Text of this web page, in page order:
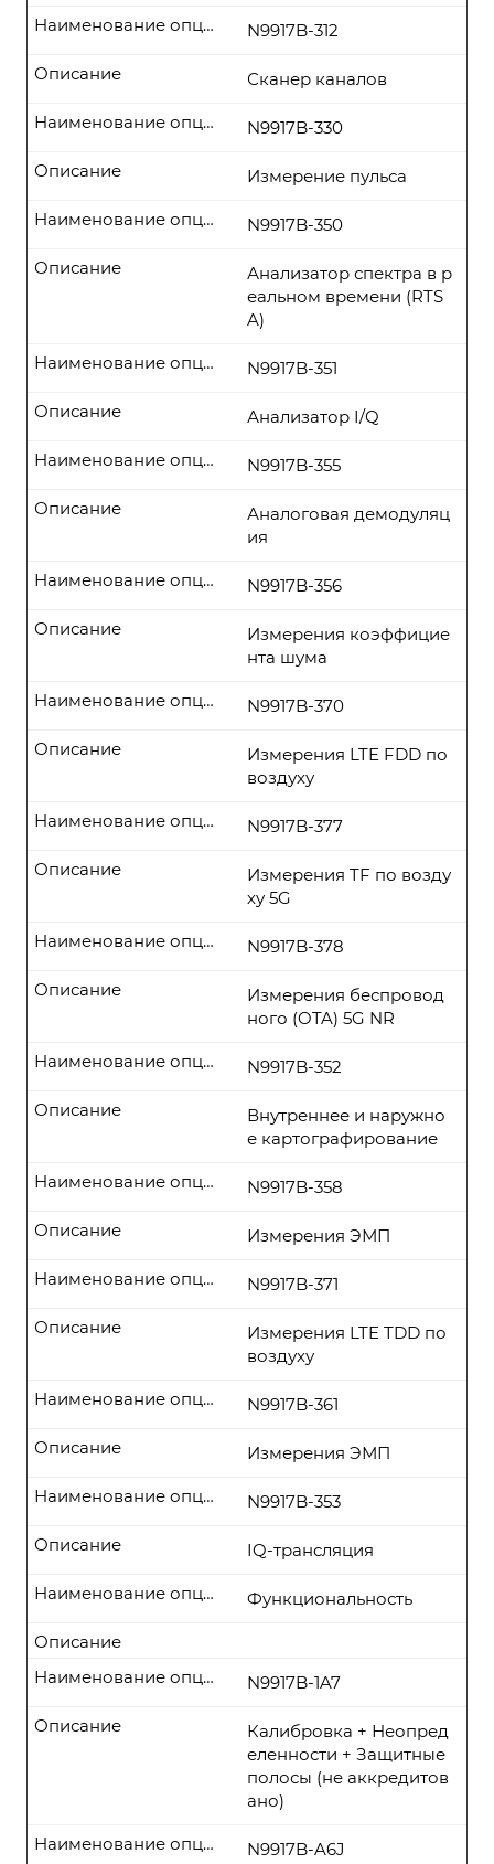
N9917B-312
Наименование опции
Сканер каналов
Описание
N9917B-330
Наименование опции
Измерение пульса
Описание
N9917B-350
Наименование опции
Анализатор спектра в р
еальном времени (RTS
A)
Описание
N9917B-351
Наименование опции
Анализатор I/Q
Описание
N9917B-355
Наименование опции
Аналоговая демодуляц
ия
Описание
N9917B-356
Наименование опции
Измерения коэффицие
нта шума
Описание
N9917B-370
Наименование опции
Измерения LTE FDD по
воздуху
Описание
N9917B-377
Наименование опции
Измерения TF по возду
ху 5G
Описание
N9917B-378
Наименование опции
Измерения беспровод
ного (OTA) 5G NR
Описание
N9917B-352
Наименование опции
Внутреннее и наружно
е картографирование
Описание
N9917B-358
Наименование опции
Измерения ЭМП
Описание
N9917B-371
Наименование опции
Измерения LTE TDD по
воздуху
Описание
N9917B-361
Наименование опции
Измерения ЭМП
Описание
N9917B-353
Наименование опции
IQ-трансляция
Описание
Функциональность
Наименование опции
Описание
N9917B-1A7
Наименование опции
Калибровка + Неопред
еленности + Защитные
полосы (не аккредитов
ано)
Описание
N9917B-A6J
Наименование опции